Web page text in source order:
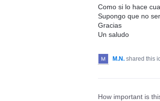
Como si lo hace
Supongo que no
Gracias
Un saludo
M.N. shared this
How important is